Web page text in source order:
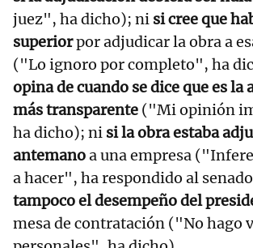
juez", ha dicho); ni si cree que
superiorpor adjudicar la obra a
("Lo ignoro por completo", ha
opina de cuando se dice que es la
más transparente ("Mi opinión
ha dicho); ni si la obra estaba
antemanoa una empresa
a hacer", ha respondido al
tampoco el desempeño del
mesa de contratación ("No hago